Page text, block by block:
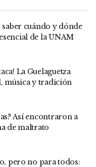
saber cuándo y dónde
de la UNAM
La Guelaguetza
música y tradición
Así encontraron a
de maltrato
pero no para todos: